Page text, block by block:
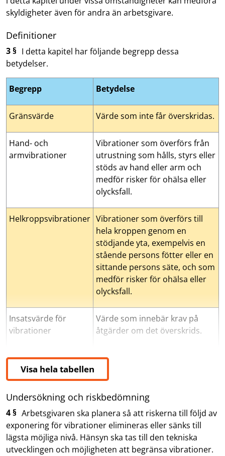
skyldigheter även för andra än arbetsgivare.
Definitioner
3 § I detta kapitel har följande begrepp dessa
betydelser.
Begrepp Betydelse
Gränsvärde Värde som inte får överskridas.
Hand- och
armvibrationer
Vibrationer som överförs från
utrustning som hålls, styrs eller
stöds av hand eller arm och
medför risker för ohälsa eller
olycksfall.
Helkroppsvibrationer Vibrationer som överförs till
hela kroppen genom en
stödjande yta, exempelvis en
stående persons fötter eller en
sittande persons säte, och som
medför risker för ohälsa eller
olycksfall.
Insatsvärde för
vibrationer
Värde som innebär krav på
åtgärder om det överskrids.
Vibration Mekanisk svängningsrörelse hos fasta
Vibrationsexponering Att utsättas för vibrationer under
Visa hela tabellen
Undersökning och riskbedömning
4 § Arbetsgivaren ska planera så att riskerna till följd av
exponering för vibrationer elimineras eller sänks till
lägsta möjliga nivå. Hänsyn ska tas till den tekniska
utvecklingen och möjligheten att begränsa vibrationer.